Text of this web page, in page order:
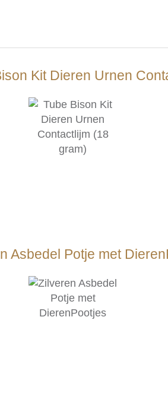
Kit Dieren Urnen
Asbedel Potje met